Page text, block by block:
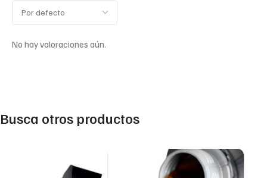
No hay valoraciones aún.
Busca otros productos